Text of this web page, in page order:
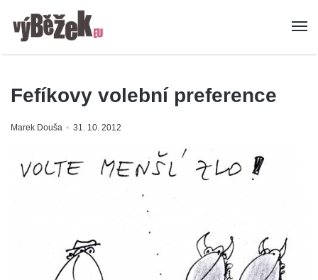
Fefíkovy volební preference
Marek Douša 31. 10. 2012